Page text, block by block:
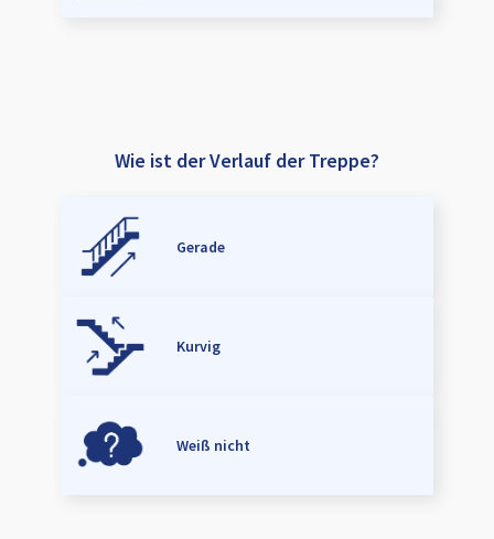
Wie ist der Verlauf der Treppe?
Gerade
Kurvig
Weiß nicht